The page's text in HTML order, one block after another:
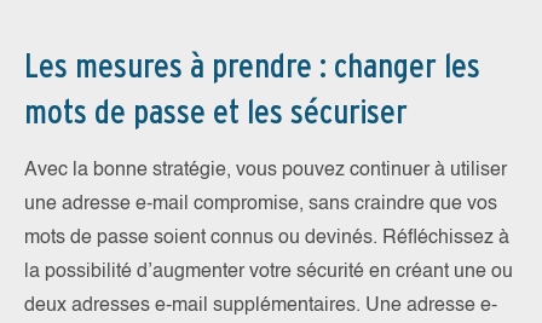
Les mesures à prendre : changer les
mots de passe et les sécuriser
Avec la bonne stratégie, vous pouvez continuer à utiliser
une adresse e-mail compromise, sans craindre que vos
mots de passe soient connus ou devinés. Réfléchissez à
la possibilité d’augmenter votre sécurité en créant une ou
deux adresses e-mail supplémentaires. Une adresse e-